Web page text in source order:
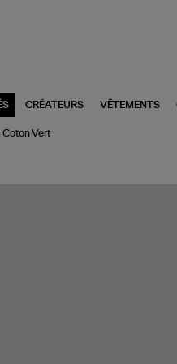
CRÉATEURS VÊTEMENTS
Coton Vert